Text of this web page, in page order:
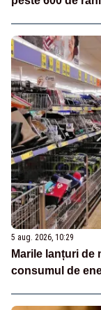
5 aug. 2026, 10:29
Marile lanțuri de
consumul de